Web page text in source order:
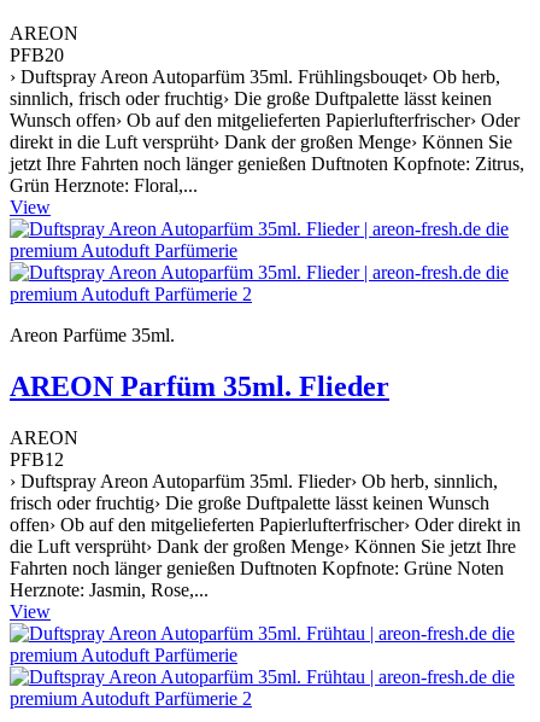
AREON
PFB20
› Duftspray Areon Autoparfüm 35ml. Frühlingsbouqet› Ob herb,
sinnlich, frisch oder fruchtig› Die große Duftpalette lässt keinen
Wunsch offen› Ob auf den mitgelieferten Papierlufterfrischer› Oder
direkt in die Luft versprüht› Dank der großen Menge› Können Sie
jetzt Ihre Fahrten noch länger genießen Duftnoten Kopfnote: Zitrus,
Grün Herznote: Floral,...
View
Areon Parfüme 35ml.
AREON Parfüm 35ml. Flieder
AREON
PFB12
› Duftspray Areon Autoparfüm 35ml. Flieder› Ob herb, sinnlich,
frisch oder fruchtig› Die große Duftpalette lässt keinen Wunsch
offen› Ob auf den mitgelieferten Papierlufterfrischer› Oder direkt in
die Luft versprüht› Dank der großen Menge› Können Sie jetzt Ihre
Fahrten noch länger genießen Duftnoten Kopfnote: Grüne Noten
Herznote: Jasmin, Rose,...
View